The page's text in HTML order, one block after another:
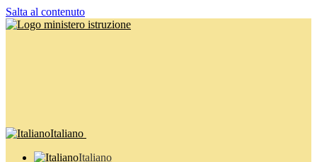
Salta al contenuto
Italiano
Italiano